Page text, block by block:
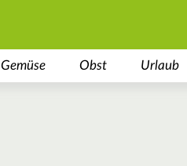
Gemüse Obst Urlaub